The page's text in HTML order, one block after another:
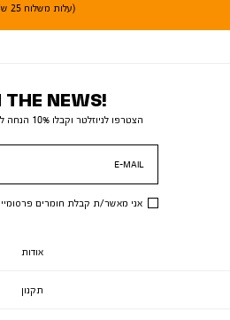
(עלות משלוח 25 ש"ח)
THE NEWS!
הצטרפו לניוזלטר וקבלו 10% הנחה לקנייה ראשונה באתר
E-MAIL
אני מאשר/ת קבלת חומרים
אודות
תקנון